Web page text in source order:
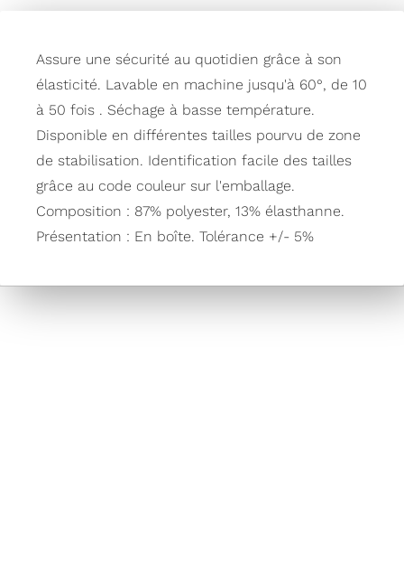
Assure une sécurité au quotidien grâce à son
élasticité. Lavable en machine jusqu'à 60°, de 10
à 50 fois . Séchage à basse température.
Disponible en différentes tailles pourvu de zone
de stabilisation. Identification facile des tailles
grâce au code couleur sur l'emballage.
Composition : 87% polyester, 13% élasthanne.
Présentation : En boîte. Tolérance +/- 5%